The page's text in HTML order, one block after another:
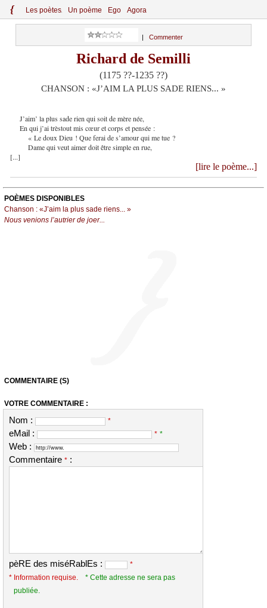
{ Les poètes Un poème Ego Agora
Commenter
Richard de Semilli
(1175 ??-1235 ??)
CHANSON : «J’AIM LA PLUS SADE RIENS... »
J’aim’ la plus sade rien qui soit de mère née,
En qui j’ai trèstout mis cœur et corps et pensée :
« Le doux Dieu ! Que ferai de s’amour qui me tue ?
Dame qui veut aimer doit être simple en rue,
[...]
[lire le poème...]
POÈMES DISPONIBLES
Chanson : «J’aim la plus sade riens... »
Nous venions l’autrier de joer...
COMMENTAIRE (S)
VOTRE COMMENTAIRE :
Nom : *
eMail : * *
Web :
Commentaire * :
pèRE des miséRablEs :
*
* Information requise.
* Cette adresse ne sera pas
publiée.